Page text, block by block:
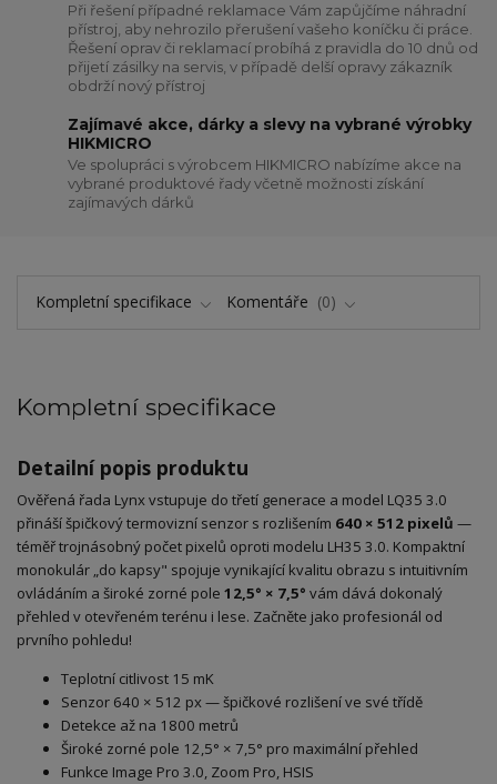
Při řešení případné reklamace Vám zapůjčíme náhradní
přístroj, aby nehrozilo přerušení vašeho koníčku či práce.
Řešení oprav či reklamací probíhá z pravidla do 10 dnů od
přijetí zásilky na servis, v případě delší opravy zákazník
obdrží nový přístroj
Zajímavé akce, dárky a slevy na vybrané výrobky
HIKMICRO
Ve spolupráci s výrobcem HIKMICRO nabízíme akce na
vybrané produktové řady včetně možnosti získání
zajímavých dárků
Kompletní specifikace Komentáře 0
Kompletní specifikace
Detailní popis produktu
Ověřená řada Lynx vstupuje do třetí generace a model LQ35 3.0
přináší špičkový termovizní senzor s rozlišením 640 × 512 pixelů —
téměř trojnásobný počet pixelů oproti modelu LH35 3.0. Kompaktní
monokulár „do kapsy" spojuje vynikající kvalitu obrazu s intuitivním
ovládáním a široké zorné pole 12,5° × 7,5° vám dává dokonalý
přehled v otevřeném terénu i lese. Začněte jako profesionál od
prvního pohledu!
Teplotní citlivost 15 mK
Senzor 640 × 512 px — špičkové rozlišení ve své třídě
Detekce až na 1800 metrů
Široké zorné pole 12,5° × 7,5° pro maximální přehled
Funkce Image Pro 3.0, Zoom Pro, HSIS